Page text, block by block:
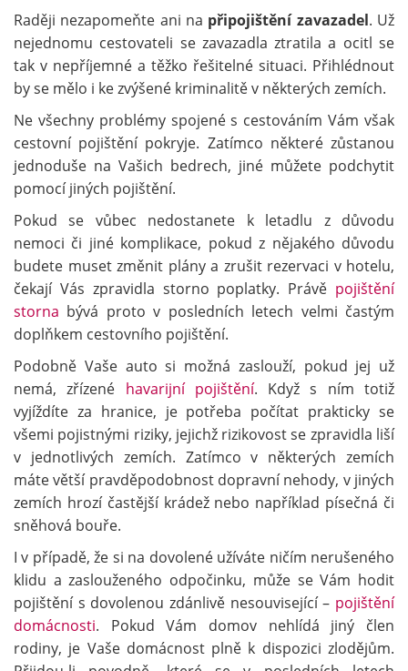
Raději nezapomeňte ani na připojištění zavazadel. Už
nejednomu cestovateli se zavazadla ztratila a ocitl se
tak v nepříjemné a těžko řešitelné situaci. Přihlédnout
by se mělo i ke zvýšené kriminalitě v některých zemích.
Ne všechny problémy spojené s cestováním Vám však
cestovní pojištění pokryje. Zatímco některé zůstanou
jednoduše na Vašich bedrech, jiné můžete podchytit
pomocí jiných pojištění.
Pokud se vůbec nedostanete k letadlu z důvodu
nemoci či jiné komplikace, pokud z nějakého důvodu
budete muset změnit plány a zrušit rezervaci v hotelu,
čekají Vás zpravidla storno poplatky. Právě pojištění
storna bývá proto v posledních letech velmi častým
doplňkem cestovního pojištění.
Podobně Vaše auto si možná zaslouží, pokud jej už
nemá, zřízené havarijní pojištění. Když s ním totiž
vyjíždíte za hranice, je potřeba počítat prakticky se
všemi pojistnými riziky, jejichž rizikovost se zpravidla liší
v jednotlivých zemích. Zatímco v některých zemích
máte větší pravděpodobnost dopravní nehody, v jiných
zemích hrozí častější krádež nebo například písečná či
sněhová bouře.
I v případě, že si na dovolené užíváte ničím nerušeného
klidu a zaslouženého odpočinku, může se Vám hodit
pojištění s dovolenou zdánlivě nesouvisející – pojištění
domácnosti. Pokud Vám domov nehlídá jiný člen
rodiny, je Vaše domácnost plně k dispozici zlodějům.